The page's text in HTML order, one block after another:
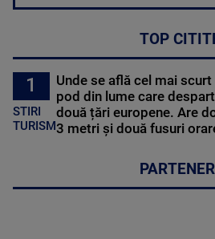
TOP
1
STIRI
TURISM
Unde se află cel mai scurt
pod din lume care
două țări europene. Are
3 metri și două fusuri
PARTENERI